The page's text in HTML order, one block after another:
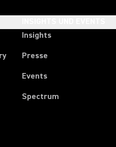
Insights
Presse
Events
Spectrum